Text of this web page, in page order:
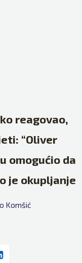
reagovao,
“Oliver
omogućio da
je okupljanje
Komšić